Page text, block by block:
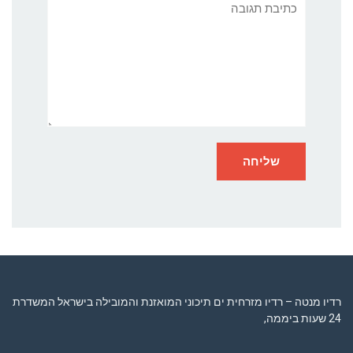
רדיו מנטה – רדיו מזרחית ים תיכוני המואזנת והמובילה בישראל המשדרת
24 שעות ביממה,